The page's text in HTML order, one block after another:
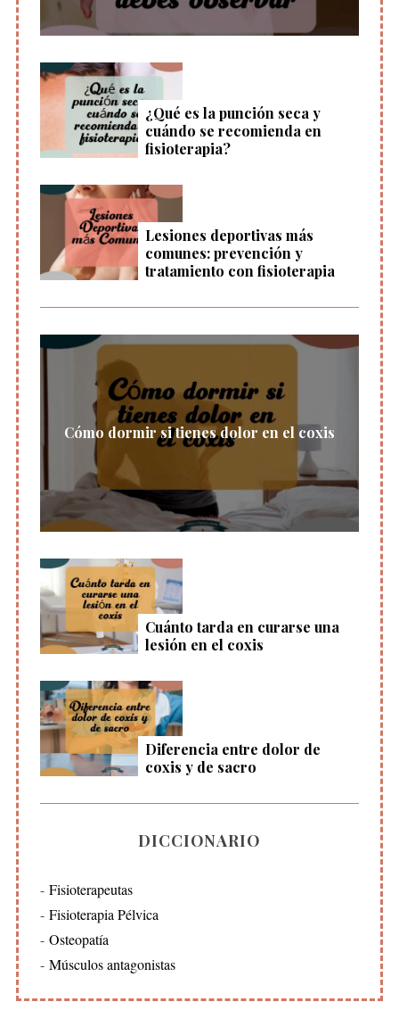
¿Qué es la punción seca y
cuándo se recomienda en
fisioterapia?
Lesiones deportivas más
comunes: prevención y
tratamiento con fisioterapia
Cómo dormir si tienes dolor en el coxis
Cuánto tarda en curarse una
lesión en el coxis
Diferencia entre dolor de
coxis y de sacro
DICCIONARIO
Fisioterapeutas
Fisioterapia Pélvica
Osteopatía
Músculos antagonistas